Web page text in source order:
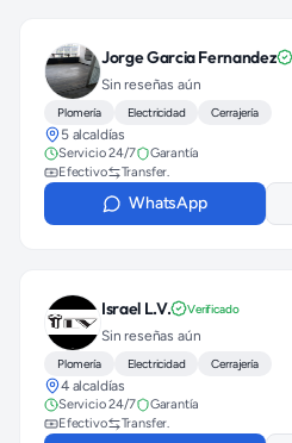
Jorge Garcia Fernandez
Sin reseñas aún
Plomería Electricidad Cerrajería
5 alcaldías
Servicio 24/7
Garantía
Efectivo
Transfer.
WhatsApp
Israel L.V. Verificado
Sin reseñas aún
Plomería Electricidad Cerrajería
4 alcaldías
Servicio 24/7
Garantía
Efectivo
Transfer.